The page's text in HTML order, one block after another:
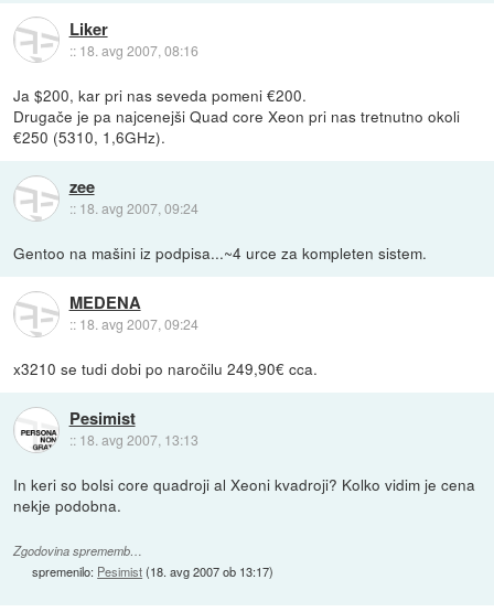
Liker
:: 18. avg 2007, 08:16
Ja $200, kar pri nas seveda pomeni €200.
Drugače je pa najcenejši Quad core Xeon pri nas tretnutno okoli
€250 (5310, 1,6GHz).
zee
:: 18. avg 2007, 09:24
Gentoo na mašini iz podpisa...~4 urce za kompleten sistem.
MEDENA
:: 18. avg 2007, 09:24
x3210 se tudi dobi po naročilu 249,90€ cca.
Pesimist
:: 18. avg 2007, 13:13
In keri so bolsi core quadroji al Xeoni kvadroji? Kolko vidim je cena
nekje podobna.
Zgodovina sprememb…
spremenilo: Pesimist(18. avg 2007 ob 13:17)